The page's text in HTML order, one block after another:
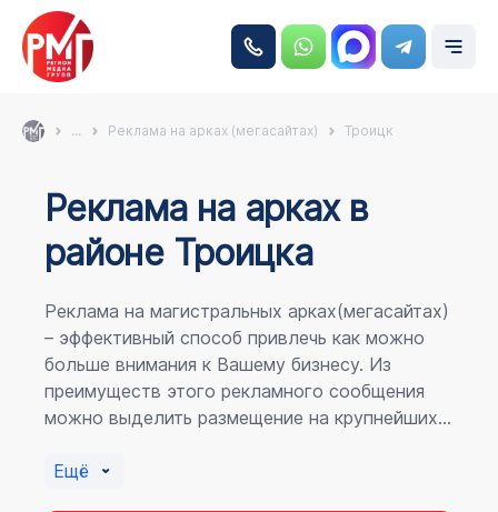
... Реклама на арках (мегасайтах) Троицк
Реклама на аркаx в
районе Троицка
Реклама на магистральных арках(мегасайтах)
– эффективный способ привлечь как можно
больше внимания к Вашему бизнесу. Из
преимуществ этого рекламного сообщения
можно выделить размещение на крупнейших
пешеходному потоку расположение в прямой
Ещё